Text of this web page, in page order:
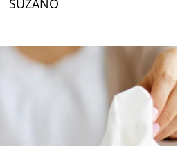
SUZANO